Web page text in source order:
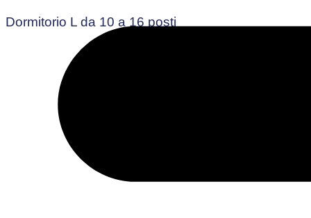
Dormitorio L da 10 a 16 posti